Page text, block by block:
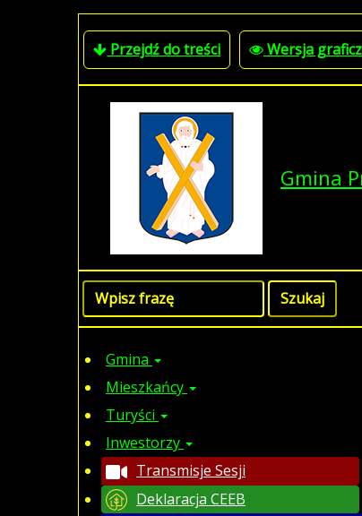
Przejdź do treści Wersja
Gmina
Gmina
Mieszkańcy
Turyści
Inwestorzy
Transmisje Sesji
Deklaracja CEEB